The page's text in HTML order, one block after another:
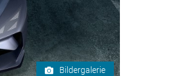
Bildergalerie